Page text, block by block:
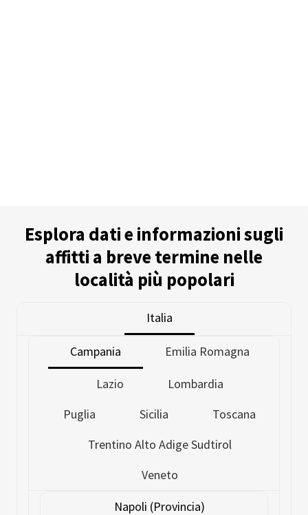
Esplora dati e informazioni sugli
affitti a breve termine nelle
località più popolari
Italia
Campania Emilia Romagna
Lazio
Lombardia
Puglia
Sicilia
Toscana
Trentino Alto Adige Sudtirol
Veneto
Napoli (Provincia)